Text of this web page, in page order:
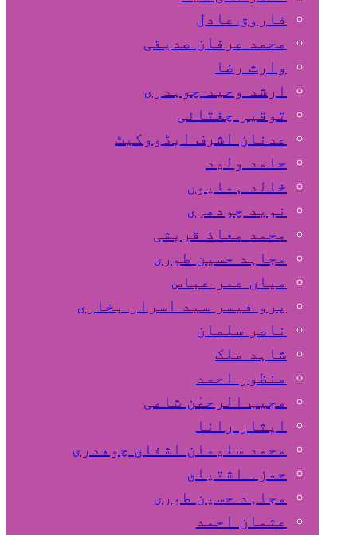
فاروق عادل
محمد عرفان صدیقی
وارث رضا
ارشد وحید چوہدری
توقیر چغتائی
عدنان اشرف ایڈووکیٹ
حامد ولید
خالد ہمایوں
نوید چودھری
محمد معاذ قریشی
مجاہد حسین طوری
میاں عمر عباس
پرو فیسر سید اسرار بخاری
ناصر سلمان
شاہد ملک
منظور احمد
مجیب الرحمٰن شامی
ایثار رانا
محمد سلیمان اشفاق چوهدری
حمزہ اشتیاق
مجاہد حسین طوری
عثمان احمد